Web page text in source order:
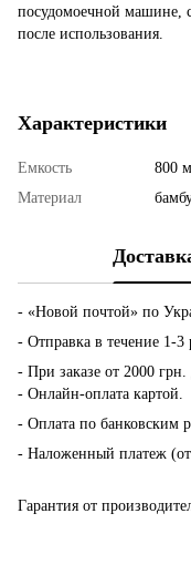
посудомоечной машине,
после использования.
Характеристики
Емкость
800
Материал
- «Новой почтой» по
- Отправка в течение 1-3
- При заказе от 2000
- Онлайн-оплата картой.
- Оплата по банковским
- Наложенный платеж (от
Гарантия от